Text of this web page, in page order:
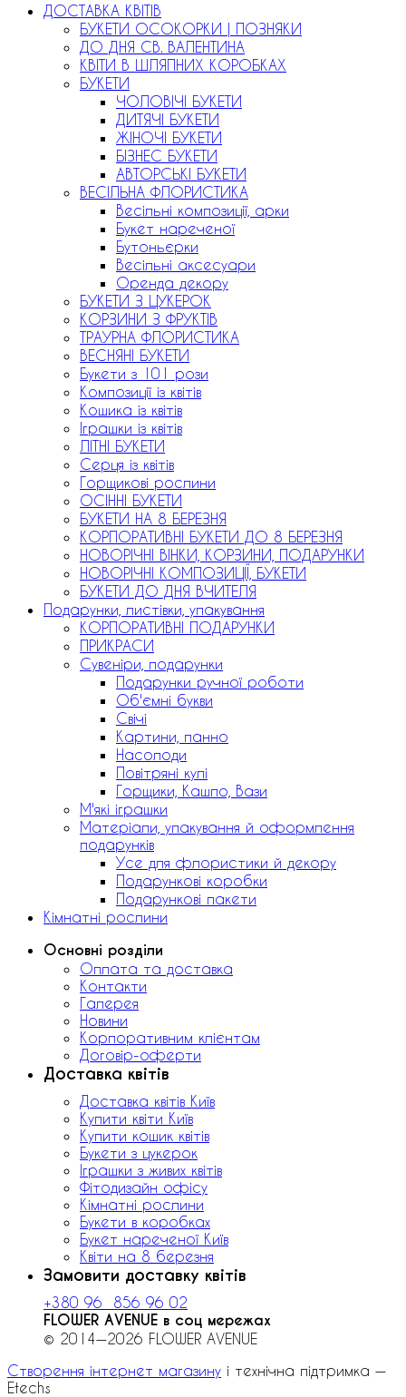
ДОСТАВКА КВІТІВ
БУКЕТИ ОСОКОРКИ | ПОЗНЯКИ
ДО ДНЯ СВ. ВАЛЕНТИНА
КВІТИ В ШЛЯПНИХ КОРОБКАХ
БУКЕТИ
ЧОЛОВІЧІ БУКЕТИ
ДИТЯЧІ БУКЕТИ
ЖІНОЧІ БУКЕТИ
БІЗНЕС БУКЕТИ
АВТОРСЬКІ БУКЕТИ
ВЕСІЛЬНА ФЛОРИСТИКА
Весільні композиції, арки
Букет нареченої
Бутоньєрки
Весільні аксесуари
Оренда декору
БУКЕТИ З ЦУКЕРОК
КОРЗИНИ З ФРУКТІВ
ТРАУРНА ФЛОРИСТИКА
ВЕСНЯНІ БУКЕТИ
Букети з 101 рози
Композиції із квітів
Кошика із квітів
Іграшки із квітів
ЛІТНІ БУКЕТИ
Серця із квітів
Горщикові рослини
ОСІННІ БУКЕТИ
БУКЕТИ НА 8 БЕРЕЗНЯ
КОРПОРАТИВНІ БУКЕТИ ДО 8 БЕРЕЗНЯ
НОВОРІЧНІ ВІНКИ, КОРЗИНИ, ПОДАРУНКИ
НОВОРІЧНІ КОМПОЗИЦІЇ, БУКЕТИ
БУКЕТИ ДО ДНЯ ВЧИТЕЛЯ
Подарунки, листівки, упакування
КОРПОРАТИВНІ ПОДАРУНКИ
ПРИКРАСИ
Сувеніри, подарунки
Подарунки ручної роботи
Об'ємні букви
Свічі
Картини, панно
Насолоди
Повітряні кулі
Горщики, Кашпо, Вази
М'які іграшки
Матеріали, упакування й оформлення
подарунків
Усе для флористики й декору
Подарункові коробки
Подарункові пакети
Кімнатні рослини
Основні розділи
Оплата та доставка
Контакти
Галерея
Новини
Корпоративним клієнтам
Договір-оферти
Доставка квітів
Доставка квітів Київ
Купити квіти Київ
Купити кошик квітів
Букети з цукерок
Іграшки з живих квітів
Фітодизайн офісу
Кімнатні рослини
Букети в коробках
Букет нареченої Київ
Квіти на 8 березня
Замовити доставку квітів
+380 96 856 96 02
FLOWER AVENUE в соц мережах
© 2014—2026 FLOWER AVENUE
Створення інтернет магазину і технічна підтримка —
Etechs